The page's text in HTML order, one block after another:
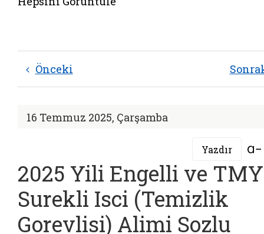
Önceki
16 Temmuz 2025, Çarşamba
Yazdır
2025 Yili Engelli ve TMY
Surekli Isci (Temizlik
Gorevlisi) Alimi Sozlu